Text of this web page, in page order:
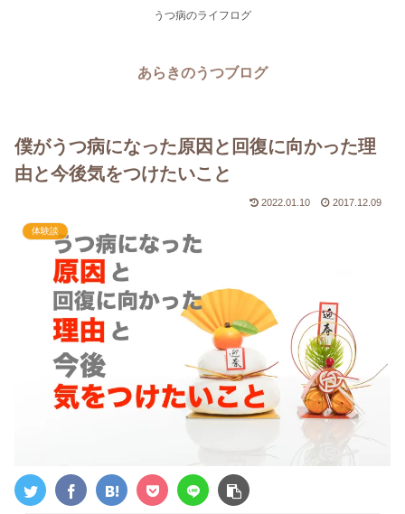
うつ病のライフログ
あらきのうつブログ
僕がうつ病になった原因と回復に向かった理
由と今後気をつけたいこと
2022.01.10 2017.12.09
体験談